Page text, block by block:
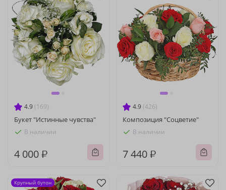
4.9 (169)
Букет "Истинные чувства"
В наличии
4 000 ₽
4.9 (426)
Композиция "Соцветие"
В наличии
7 440 ₽
Крупный бутон